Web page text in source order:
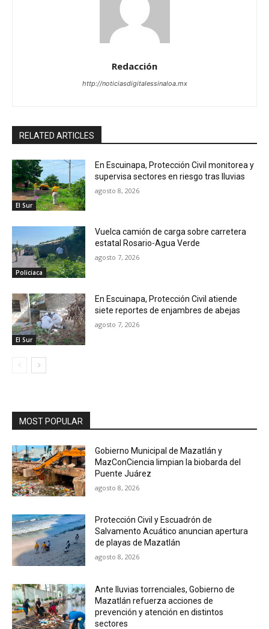
Redacción
http://noticiasdigitalessinaloa.mx
RELATED ARTICLES
El Sur
En Escuinapa, Protección Civil monitorea y
supervisa sectores en riesgo tras lluvias
agosto 8, 2026
Policiaca
Vuelca camión de carga sobre carretera
estatal Rosario-Agua Verde
agosto 7, 2026
El Sur
En Escuinapa, Protección Civil atiende
siete reportes de enjambres de abejas
agosto 7, 2026
MOST POPULAR
Gobierno Municipal de Mazatlán y
MazConCiencia limpian la biobarda del
Puente Juárez
agosto 8, 2026
Protección Civil y Escuadrón de
Salvamento Acuático anuncian apertura
de playas de Mazatlán
agosto 8, 2026
Ante lluvias torrenciales, Gobierno de
Mazatlán refuerza acciones de
prevención y atención en distintos
sectores